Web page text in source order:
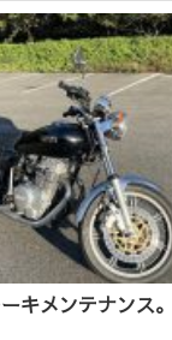
キメンテナンス。